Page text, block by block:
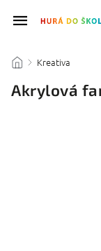
/ Kreativa
Akrylová